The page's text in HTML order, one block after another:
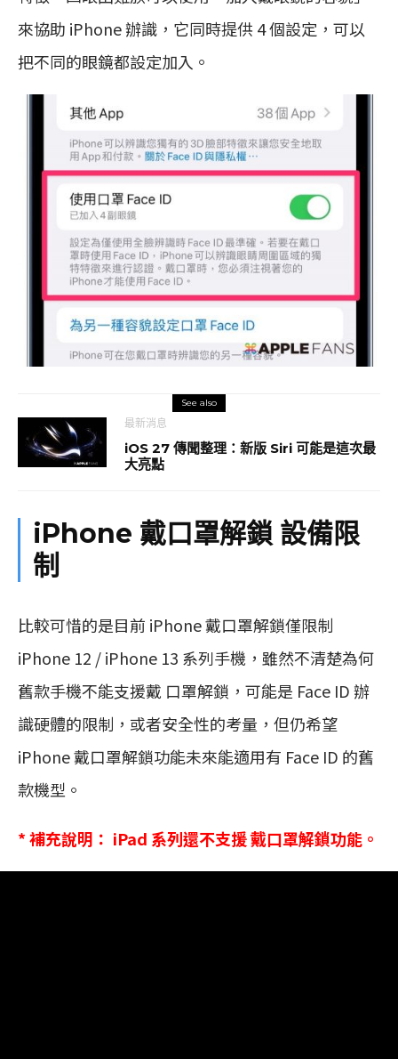
來協助 iPhone 辦識，它同時提供 4 個設定，可以
把不同的眼鏡都設定加入。
See also
最新消息
iOS 27 傳聞整理：新版 Siri 可能是這次最
大亮點
iPhone 戴口罩解鎖 設備限
制
比較可惜的是目前 iPhone 戴口罩解鎖僅限制
iPhone 12 / iPhone 13 系列手機，雖然不清楚為何
舊款手機不能支援戴 口罩解鎖，可能是 Face ID 辦
識硬體的限制，或者安全性的考量，但仍希望
iPhone 戴口罩解鎖功能未來能適用有 Face ID 的舊
款機型。
* 補充說明： iPad 系列還不支援 戴口罩解鎖功能。